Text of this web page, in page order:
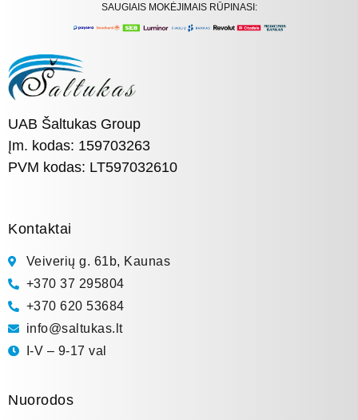
SAUGIAIS MOKĖJIMAIS RŪPINASI:
UAB Šaltukas Group
Įm. kodas: 159703263
PVM kodas: LT597032610
Kontaktai
Veiverių g. 61b, Kaunas
+370 37 295804
+370 620 53684
info@saltukas.lt
I-V – 9-17 val
Nuorodos